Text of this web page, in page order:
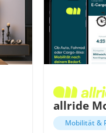
allride
Mobilität &